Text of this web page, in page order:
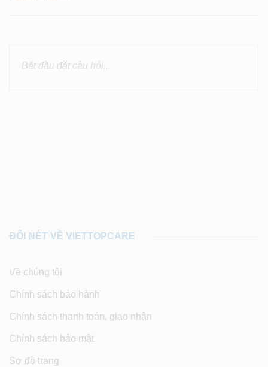
ĐÔI NÉT VỀ VIETTOPCARE
Về chúng tôi
Chính sách bảo hành
Chính sách thanh toán, giao nhận
Chính sách bảo mật
Sơ đồ trang